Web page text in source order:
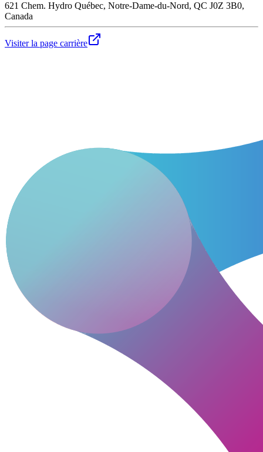
621 Chem. Hydro Québec, Notre-Dame-du-Nord, QC J0Z 3B0,
Canada
Visiter la page carrière